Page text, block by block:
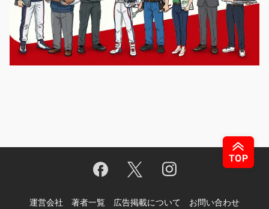
運営会社 著者一覧 広告掲載について お問い合わせ